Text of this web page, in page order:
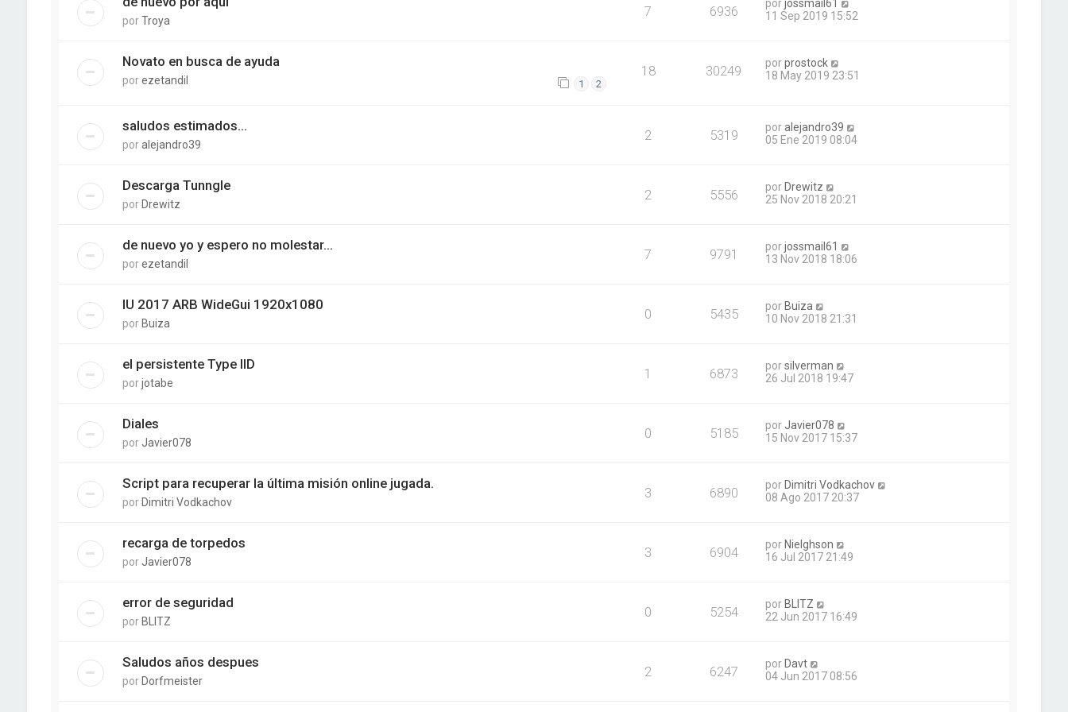
porTroya
7 6936 porjossmail61
11 Sep 2019 15:52
Novato en busca de ayuda
porezetandil 1 2
18 30249 porprostock
18 May 2019 23:51
saludos estimados...
poralejandro39
2 5319 poralejandro39
05 Ene 2019 08:04
Descarga Tunngle
por Drewitz
2 5556 por Drewitz
25 Nov 2018 20:21
de nuevo yo y espero no molestar...
porezetandil
7 9791 porjossmail61
13 Nov 2018 18:06
IU 2017 ARB WideGui 1920x1080
por Buiza
0 5435 por Buiza
10 Nov 2018 21:31
el persistente Type IID
porjotabe
1 6873 porsilverman
26 Jul 2018 19:47
Diales
por Javier078
0 5185 por Javier078
15 Nov 2017 15:37
Script para recuperar la última misión online jugada.
por Dimitri Vodkachov
3 6890 por Dimitri Vodkachov
08 Ago 2017 20:37
recarga de torpedos
por Javier078
3 6904 por Nielghson
16 Jul 2017 21:49
error de seguridad
por BLITZ
0 5254 por BLITZ
22 Jun 2017 16:49
Saludos años despues
por Dorfmeister
2 6247 por Davt
04 Jun 2017 08:56